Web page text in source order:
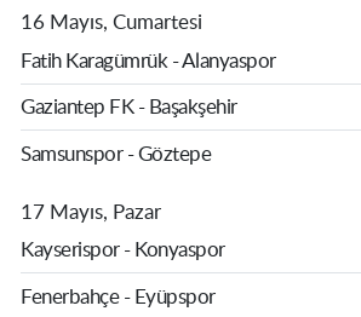
16 Mayıs, Cumartesi
Fatih Karagümrük - Alanyaspor
Gaziantep FK - Başakşehir
Samsunspor - Göztepe
17 Mayıs, Pazar
Kayserispor - Konyaspor
Fenerbahçe - Eyüpspor